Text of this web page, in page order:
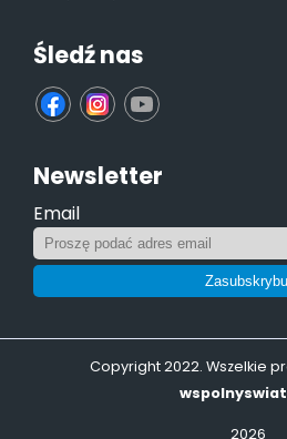
Śledź nas
fb ins yt
Newsletter
Email
Copyright 2022. Wszelkie
2026